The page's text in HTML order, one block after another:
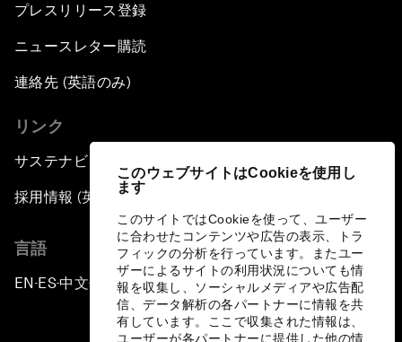
このウェブサイトはCookieを使用し
ます
このサイトではCookieを使って、ユーザー
に合わせたコンテンツや広告の表示、トラ
フィックの分析を行っています。またユー
ザーによるサイトの利用状況についても情
報を収集し、ソーシャルメディアや広告配
信、データ解析の各パートナーに情報を共
有しています。ここで収集された情報は、
ユーザーが各パートナーに提供した他の情
プレスリリース登録
ニュースレター購読
連絡先 (英語のみ)
リンク
サステナビリティへの取り組み
採用情報 (英語のみ)
言語
EN ▪ES▪中文▪ 日本語